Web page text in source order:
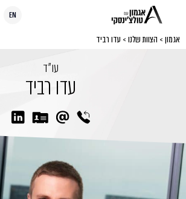
EN
אגמון > הצוות שלנו > עדו רביד
עו״ד
עדו רביד